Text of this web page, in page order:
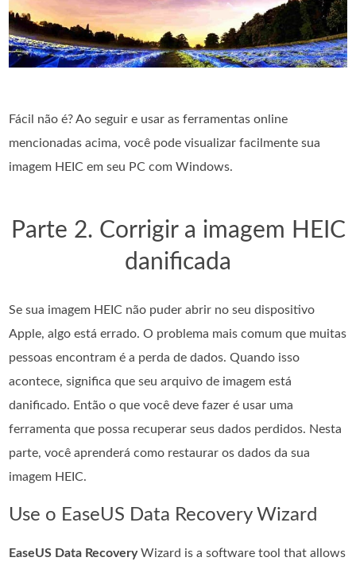
Fácil não é? Ao seguir e usar as ferramentas online
mencionadas acima, você pode visualizar facilmente sua
imagem HEIC em seu PC com Windows.
Parte 2. Corrigir a imagem HEIC
danificada
Se sua imagem HEIC não puder abrir no seu dispositivo
Apple, algo está errado. O problema mais comum que muitas
pessoas encontram é a perda de dados. Quando isso
acontece, significa que seu arquivo de imagem está
danificado. Então o que você deve fazer é usar uma
ferramenta que possa recuperar seus dados perdidos. Nesta
parte, você aprenderá como restaurar os dados da sua
imagem HEIC.
Use o EaseUS Data Recovery Wizard
EaseUS Data RecoveryWizard is a software tool that allows